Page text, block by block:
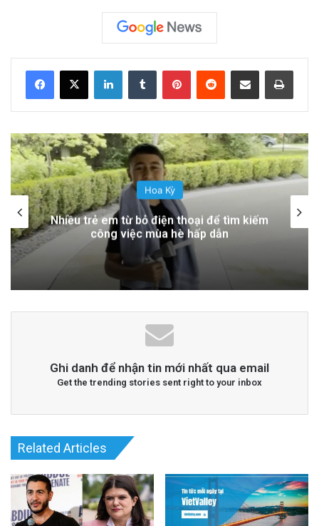
Cuộc Khủng Hoảng Hạn Hán: “Thật Khắc
Nghiệt”
2 days ago
Tin bàiDoanh số của doanh nghiệp nhỏ giảm
vào tháng Sáu trong bối cảnh người Mỹ cắt
giảm chi tiêuxuất hiện đầu tiên trênEpoch
Times Tiếng Việt.
advertisement
Read More@Epoch Times Tiếng Việt
LinkedInTumblr PinterestReddit Share via Email Print
Hoa Kỳ
Ứng cử viên nhà vượt qua cuộc bầu cử sơ
bộ, đánh bại người được Trump ủng hộ dù
đã ngừng chiến dịch
Ghi danh để nhận tin mới nhất qua email
Get the trending stories sent right to your inbox
Related Articles